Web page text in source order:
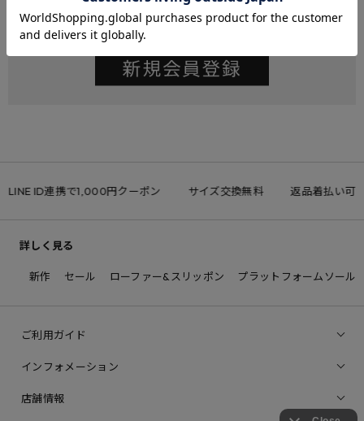
LINE ID連携で1,000円クーポン サイズ交換無料 返品着払い可
詳しく見る
新作 セール ローファー&スリッポン プラットフォームソール
ご利用ガイド
インフォメーション
店舗情報